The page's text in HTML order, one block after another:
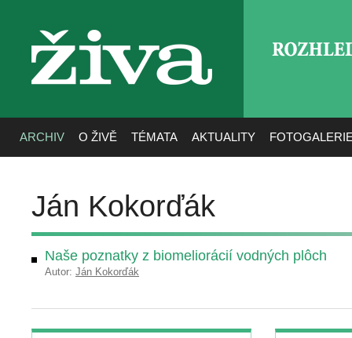
živa
ARCHIV O ŽIVĚ TÉMATA AKTUALITY
Ján Kokorďák
Naše poznatky z biomeliorácií vodných plôch
Autor: Ján Kokorďák